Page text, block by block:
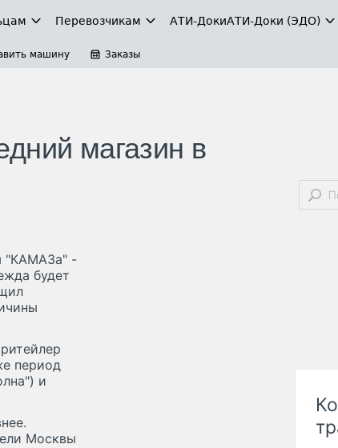
Перевозчикам АТИ-ДокиАТИ-Доки (ЭДО)
машину Заказы
магазин в
"КАМАЗа" -
будет
период
и
Москвы